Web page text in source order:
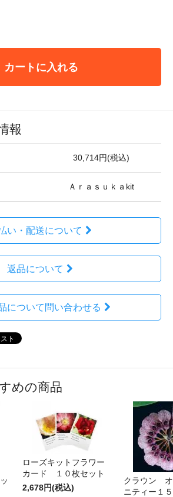
カートに入れる
報
30,714円(税込)
Ａｒａｓｕｋａkit
い・配送について
返品について
について問い合わせる
めの商品
ローズキットフラワー
カード １０枚セット
2,678円(税込)
クラウン
ニティー１